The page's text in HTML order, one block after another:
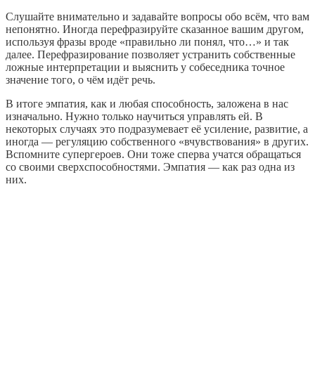
Слушайте внимательно и задавайте вопросы обо всём, что вам
непонятно. Иногда перефразируйте сказанное вашим другом,
используя фразы вроде «правильно ли понял, что…» и так
далее. Перефразирование позволяет устранить собственные
ложные интерпретации и выяснить у собеседника точное
значение того, о чём идёт речь.
В итоге эмпатия, как и любая способность, заложена в нас
изначально. Нужно только научиться управлять ей. В
некоторых случаях это подразумевает её усиление, развитие, а
иногда — регуляцию собственного «вчувствования» в других.
Вспомните супергероев. Они тоже сперва учатся обращаться
со своими сверхспособностями. Эмпатия — как раз одна из
них.